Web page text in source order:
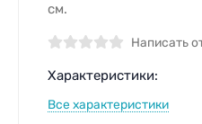
см.
Написать
Характеристики:
Все характеристики